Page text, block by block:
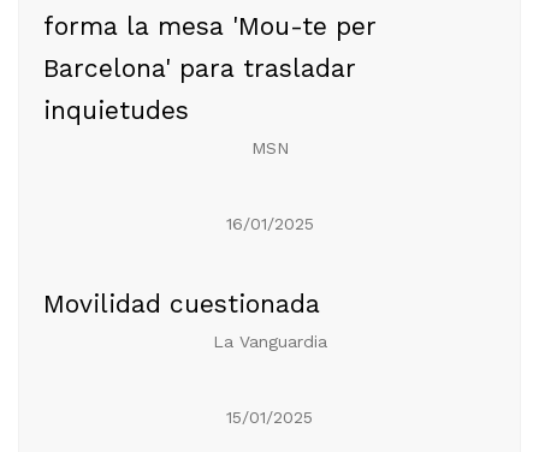
forma la mesa 'Mou-te per
Barcelona' para trasladar
inquietudes
MSN
16/01/2025
Movilidad cuestionada
La Vanguardia
15/01/2025